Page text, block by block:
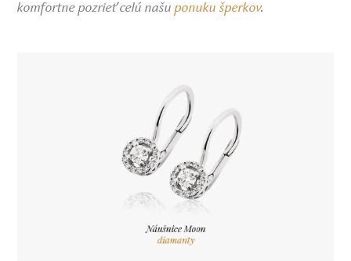
komfortne pozrieť celú našuponuku šperkov.